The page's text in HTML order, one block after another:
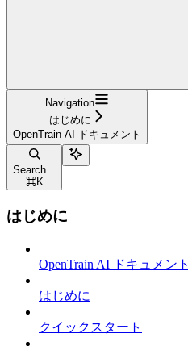
Navigation
はじめに
OpenTrain AI ドキュメント
Search...
⌘K
はじめに
OpenTrain AI ドキュメント
はじめに
クイックスタート